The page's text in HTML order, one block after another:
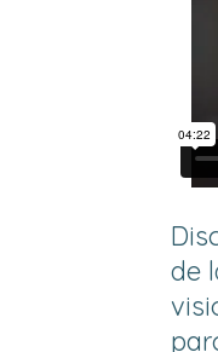
de